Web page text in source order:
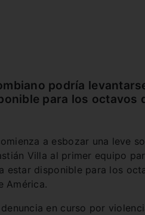
podría
para los octavos
a esbozar una leve
Villa al primer equipo
estar disponible para los
América.
en curso por